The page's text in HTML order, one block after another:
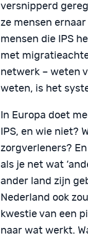
versnipperd
ze mensen
mensen die IPS
met
netwerk – weten
weten, is het
In Europa doet
IPS, en wie niet?
zorgverleners?
als je net wat
ander land zijn
Nederland ook
kwestie van een
naar wat werkt.